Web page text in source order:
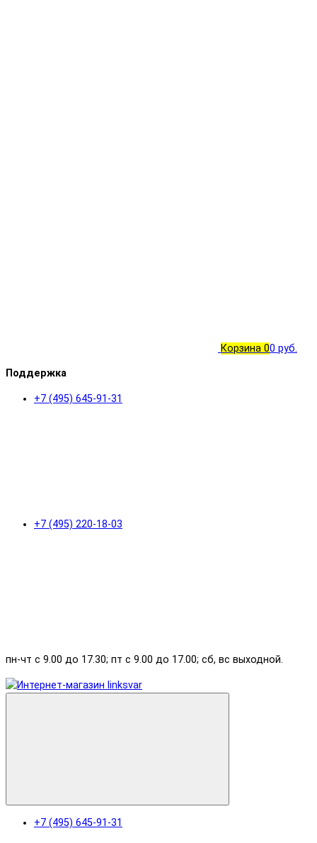
Корзина 00 руб.
Поддержка
+7 (495) 645-91-31
+7 (495) 220-18-03
пн-чт с 9.00 до 17.30; пт с 9.00 до 17.00; сб, вс выходной.
+7 (495) 645-91-31